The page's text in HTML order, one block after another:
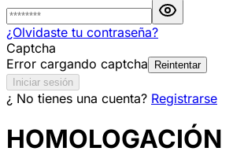
¿Olvidaste tu contraseña?
Captcha
Error cargando captcha
Reintentar
Iniciar sesión
¿ No tienes una cuenta? Registrarse
HOMOLOGACIÓN